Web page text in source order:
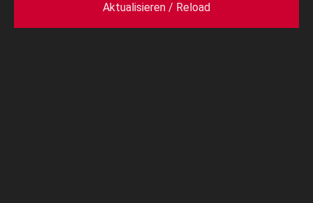
Aktualisieren / Reload